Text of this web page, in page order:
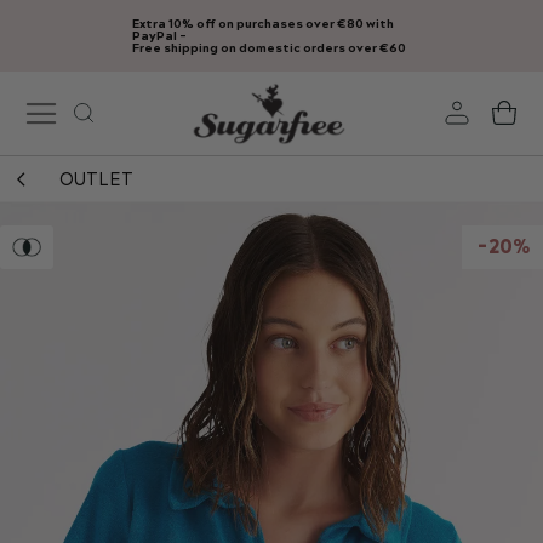
Skip
to
Extra 10% off on purchases over €80 with
PayPal -
Free shipping on domestic orders over €60
OUTLET
to
the
-20%